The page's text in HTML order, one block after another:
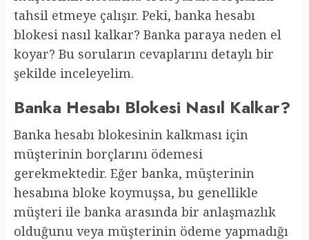
tahsil etmeye çalışır. Peki, banka hesabı
blokesi nasıl kalkar? Banka paraya neden el
koyar? Bu soruların cevaplarını detaylı bir
şekilde inceleyelim.
Banka Hesabı Blokesi Nasıl Kalkar?
Banka hesabı blokesinin kalkması için
müşterinin borçlarını ödemesi
gerekmektedir. Eğer banka, müşterinin
hesabına bloke koymuşsa, bu genellikle
müşteri ile banka arasında bir anlaşmazlık
olduğunu veya müşterinin ödeme yapmadığı